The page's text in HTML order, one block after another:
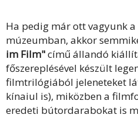
Ha pedig már ott vagyunk
múzeumban, akkor
im Film"című állandó
főszereplésével készült
filmtrilógiából jeleneteket
kínaiul is), miközben a
eredeti bútordarabokat is